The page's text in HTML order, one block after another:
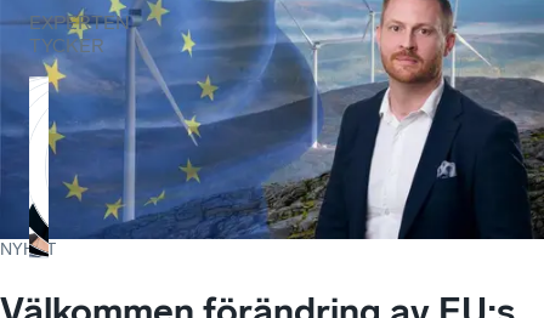
NYHET
EXPERTEN
TYCKER